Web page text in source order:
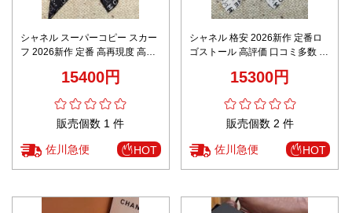
シャネル スーパーコピー スカー
フ 2026新作 定番 高再現度 高級
刻印 安心サイト 秘密厳守配送 リ
15400円
販売個数 1 件
佐川急便 HOT
シャネル 格安 2026新作 定番ロ
ゴストール 高評価 口コミ多数 高
15300円
販売個数 2 件
佐川急便 HOT